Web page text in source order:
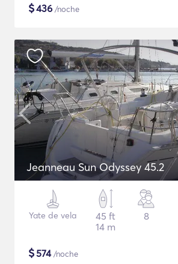
$436 /noche
Jeanneau Sun Odyssey 45.2
Yate de vela
45 ft
14 m
8
$574/noche